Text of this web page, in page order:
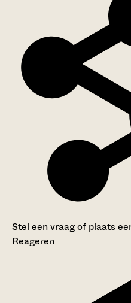
Stel een vraag of plaats
Reageren